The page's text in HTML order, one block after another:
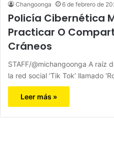
Changoonga 6 de febrero de
Policía Cibernética
Practicar O
Cráneos
STAFF/@michangoonga A raíz
la red social ‘Tik Tok’ llamado
Leer más »